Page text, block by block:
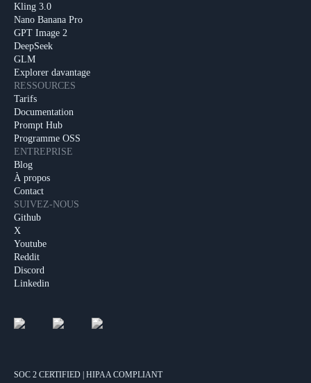
Kling 3.0
Nano Banana Pro
GPT Image 2
DeepSeek
GLM
Explorer davantage
RESSOURCES
Tarifs
Documentation
Prompt Hub
Programme OSS
ENTREPRISE
Blog
À propos
Contact
SUIVEZ-NOUS
Github
X
Youtube
Reddit
Discord
Linkedin
SOC 2 CERTIFIED | HIPAA COMPLIANT